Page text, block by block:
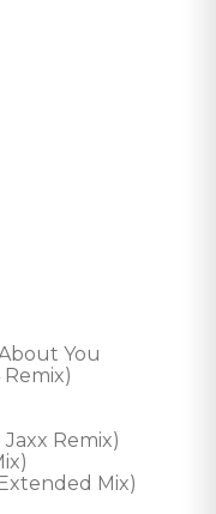
You
Remix)
Mix)